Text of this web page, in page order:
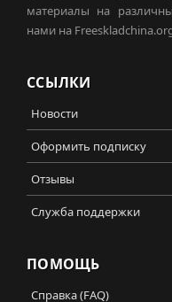
материалы на
нами на
ССЫЛКИ
Новости
Оформить подписку
Отзывы
Служба поддержки
ПОМОЩЬ
Справка (FAQ)